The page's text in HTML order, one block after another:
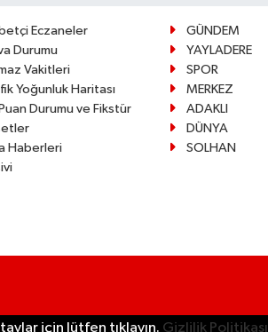
Eczaneler
Durumu
Vakitleri
Yoğunluk Haritası
Durumu ve Fikstür
Haberleri
GÜNDEM
YAYLADERE
SPOR
MERKEZ
ADAKLI
DÜNYA
SOLHAN
için lütfen tıklayın. Gizlilik Politikası